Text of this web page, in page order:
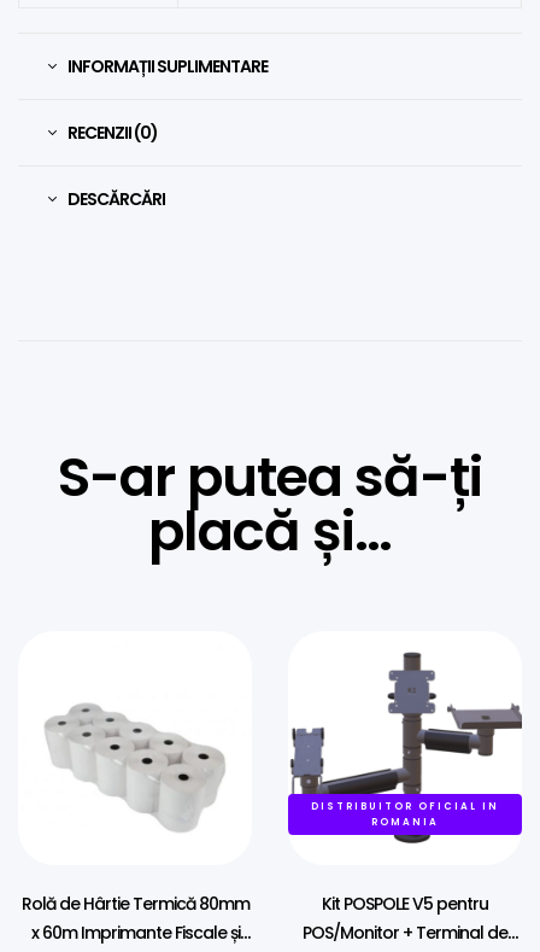
INFORMAȚII SUPLIMENTARE
RECENZII (0)
DESCĂRCĂRI
S-ar putea să-ți
placă și…
Rolă de Hârtie Termică 80mm
x 60m Imprimante Fiscale și
DISTRIBUITOR OFICIAL IN
ROMANIA
Kit POSPOLE V5 pentru
POS/Monitor + Terminal de